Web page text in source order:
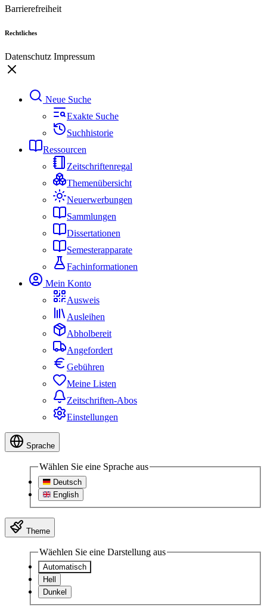
Barrierefreiheit
Rechtliches
Datenschutz Impressum
Neue Suche
Exakte Suche
Suchhistorie
Ressourcen
Zeitschriftenregal
Themenübersicht
Neuerwerbungen
Sammlungen
Dissertationen
Semesterapparate
Fachinformationen
Mein Konto
Ausweis
Ausleihen
Abholbereit
Angefordert
Gebühren
Meine Listen
Zeitschriften-Abos
Einstellungen
Sprache
Wählen Sie eine Sprache aus
Deutsch
English
Theme
Wäehlen Sie eine Darstellung aus
Automatisch
Hell
Dunkel